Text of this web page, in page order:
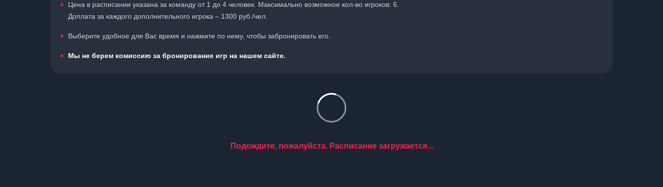
Цена в расписании указана за команду от 1 до 4 человек. Максимально возможное кол-во игроков: 6.
Доплата за каждого дополнительного игрока – 1300 руб./чел.
Выберите удобное для Вас время и нажмите по нему, чтобы забронировать его.
Мы не берем комиссию за бронирование игр на нашем сайте.
Подождите, пожалуйста. Расписание загружается...